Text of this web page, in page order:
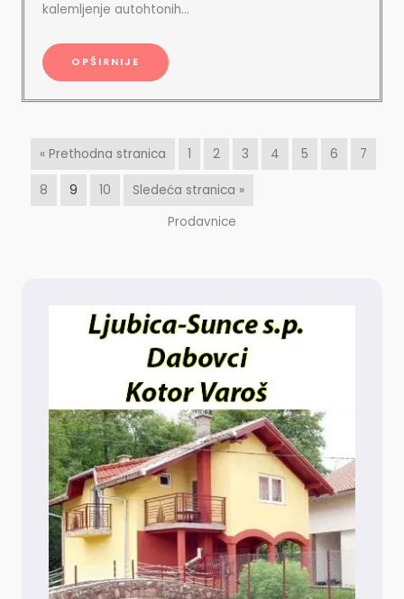
kalemljenje autohtonih…
OPŠIRNIJE
« Prethodna stranica 1 2 3 4 5 6 7
8 9 10
Sledeća stranica »
Prodavnice